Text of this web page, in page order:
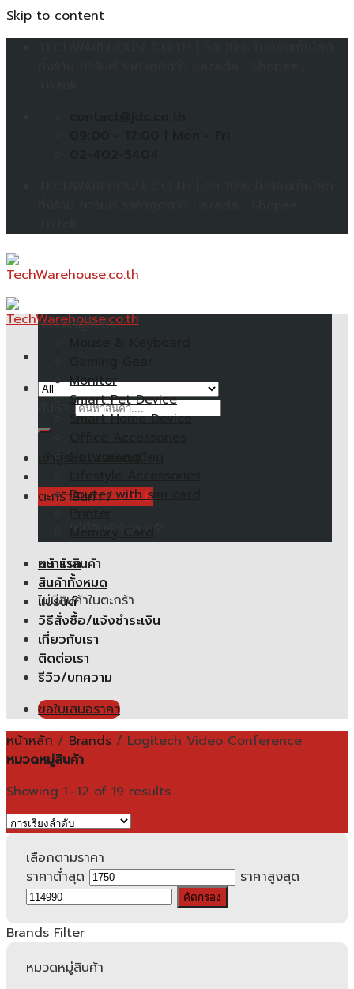
Skip to content
ตะกร้าสินค้า /0.00฿
ไม่มีสินค้าในตะกร้า
ตะกร้าสินค้า
ไม่มีสินค้าในตะกร้า
หมวดหมู่สินค้า
Monitor
Smart Pet Device
Smart Home Device
Router with sim card
Memory Card
หน้าแรก
สินค้าทั้งหมด
แบรนด์
วิธีสั่งซื้อ/แจ้งชำระเงิน
เกี่ยวกับเรา
ติดต่อเรา
รีวิว/บทความ
ขอใบเสนอราคา
หน้าหลัก / Brands / Logitech Video Conference
หมวดหมู่สินค้า
Showing 1–12 of 19 results
เลือกตามราคา
ราคาต่ำสุด
ราคาสูงสุด
คัดกรอง
Brands Filter
หมวดหมู่สินค้า